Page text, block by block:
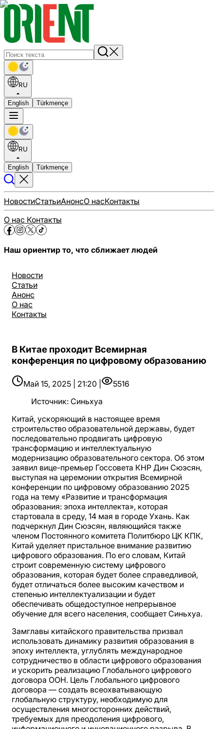
RU
English Türkmençe
RU
English Türkmençe
НовостиСтатьиАнонсО насКонтакты
О нас Контакты
Наш ориентир то, что сближает людей
Новости
Статьи
Анонс
О нас
Контакты
В Китае проходит Всемирная
конференция по цифровому образованию
Май 15, 2025 | 21:20 |
5516
Источник: Синьхуа
Китай, ускоряющий в настоящее время
строительство образовательной державы, будет
последовательно продвигать цифровую
трансформацию и интеллектуальную
модернизацию образовательного сектора. Об этом
заявил вице-премьер Госсовета КНР Дин Сюэсян,
выступая на церемонии открытия Всемирной
конференции по цифровому образованию 2025
года на тему «Развитие и трансформация
образования: эпоха интеллекта», которая
стартовала в среду, 14 мая в городе Ухань. Как
подчеркнул Дин Сюэсян, являющийся также
членом Постоянного комитета Политбюро ЦК КПК,
Китай уделяет пристальное внимание развитию
цифрового образования. По его словам, Китай
строит современную систему цифрового
образования, которая будет более справедливой,
будет отличаться более высоким качеством и
степенью интеллектуализации и будет
обеспечивать общедоступное непрерывное
обучение для всего населения, сообщает Синьхуа.
Замглавы китайского правительства призвал
использовать динамику развития образования в
эпоху интеллекта, углублять международное
сотрудничество в области цифрового образования
и ускорить реализацию Глобального цифрового
договора ООН. Цель Глобального цифрового
договора — создать всеохватывающую
глобальную структуру, необходимую для
осуществления многосторонних действий,
требуемых для преодоления цифрового,